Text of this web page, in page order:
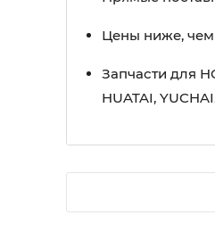
Цены ниже, чем
Запчасти для
HUATAI,